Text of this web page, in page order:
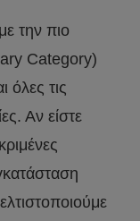
την πιο
Category)
όλες τις
Αν είστε